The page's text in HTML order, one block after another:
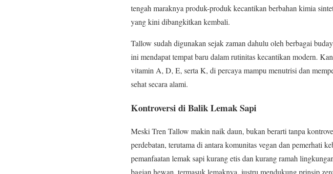
tengah maraknya produk-produk kecantikan berbahan kimia
yang kini dibangkitkan kembali.
Tallow sudah digunakan sejak zaman dahulu oleh berbagai
ini mendapat tempat baru dalam rutinitas kecantikan modern.
vitamin A, D, E, serta K, di percaya mampu menutrisi dan
sehat secara alami.
Kontroversi di Balik Lemak Sapi
Meski Tren Tallow makin naik daun, bukan berarti tanpa
perdebatan, terutama di antara komunitas vegan dan pemerhati
pemanfaatan lemak sapi kurang etis dan kurang ramah